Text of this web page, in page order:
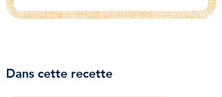
Dans cette recette